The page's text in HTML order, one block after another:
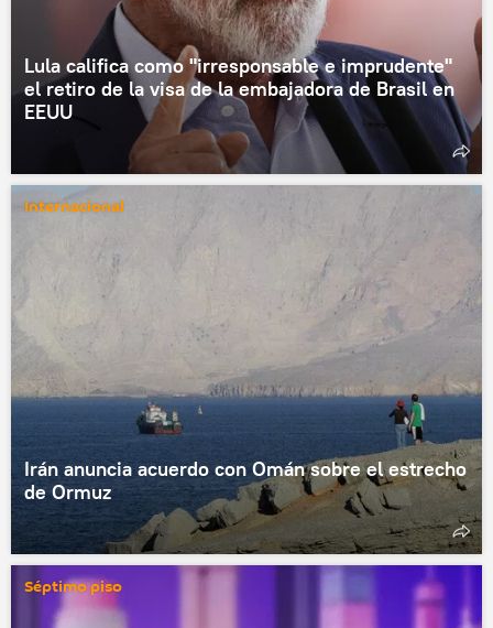
Lula califica como "irresponsable e imprudente"
el retiro de la visa de la embajadora de Brasil en
EEUU
Internacional
Irán anuncia acuerdo con Omán sobre el estrecho
de Ormuz
Séptimo piso